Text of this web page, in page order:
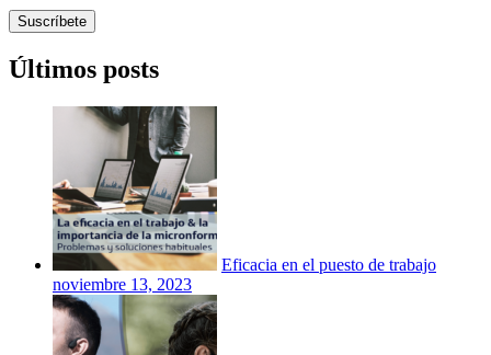
Suscríbete
Últimos posts
Eficacia en el puesto de trabajo
noviembre 13, 2023